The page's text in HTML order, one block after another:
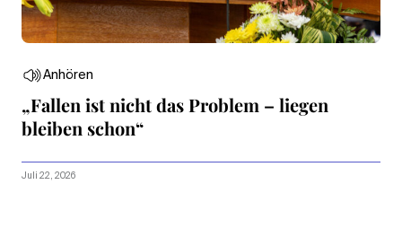
Anhören
„Fallen ist nicht das Problem – liegen
bleiben schon“
Juli 22, 2026